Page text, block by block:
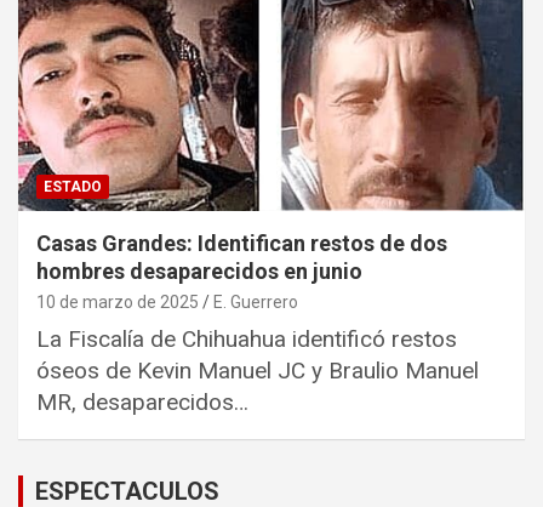
ESTADO
Casas Grandes: Identifican restos de dos
hombres desaparecidos en junio
10 de marzo de 2025 E. Guerrero
La Fiscalía de Chihuahua identificó restos
óseos de Kevin Manuel JC y Braulio Manuel
MR, desaparecidos…
ESPECTACULOS